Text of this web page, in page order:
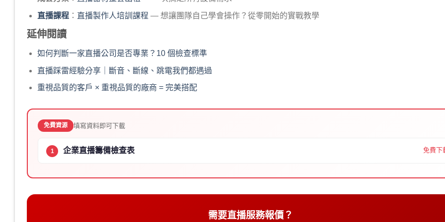
直播課程： 直播製作人培訓課程 — 想讓團隊自己學會操作？從零開始的實戰教學
延伸閱讀
如何判斷一家直播公司是否專業？10 個檢查標準
直播踩雷經驗分享｜斷音、斷線、跳電我們都遇過
重視品質的客戶 × 重視品質的廠商 = 完美搭配
免費資源 填寫資料即可下載
1 企業直播籌備檢查表 免費下
需要直播服務報價？